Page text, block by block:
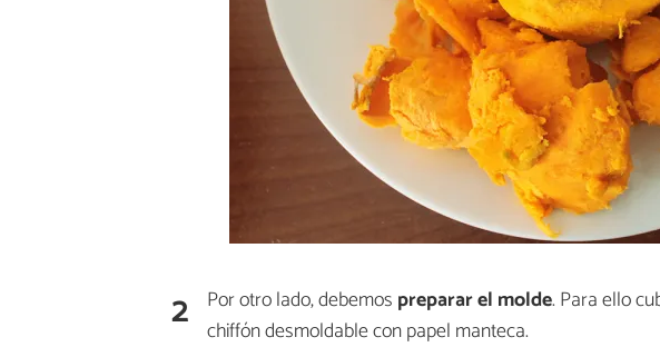
2 Por otro lado, debemos preparar el molde. Para ello
chiffón desmoldable con papel manteca.